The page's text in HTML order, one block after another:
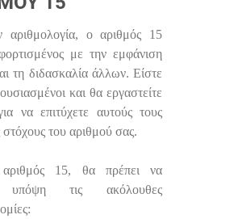
αριθμολογία, ο αριθμός 15
με την εμφάνιση
τη διδασκαλία άλλων. Είστε
και θα εργαστείτε
να επιτύχετε αυτούς τους
στόχους του αριθμού σας.
15, θα πρέπει να
υπόψη τις ακόλουθες